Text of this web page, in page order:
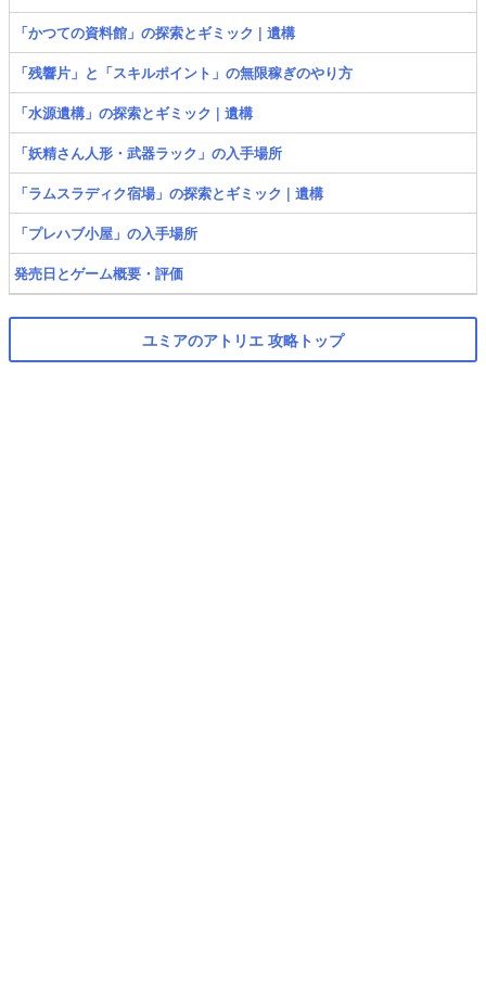
「かつての資料館」の探索とギミック | 遺構
「残響片」と「スキルポイント」の無限稼ぎのやり方
「水源遺構」の探索とギミック | 遺構
「妖精さん人形・武器ラック」の入手場所
「ラムスラディク宿場」の探索とギミック | 遺構
「プレハブ小屋」の入手場所
発売日とゲーム概要・評価
ユミアのアトリエ 攻略トップ